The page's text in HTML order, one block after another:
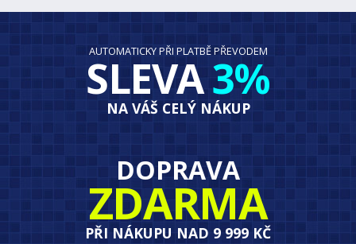
AUTOMATICKY PŘI PLATBĚ PŘEVODEM
SLEVA3%
NA VÁŠ CELÝ NÁKUP
DOPRAVA
ZDARMA
PŘI NÁKUPU NAD 9 999 KČ